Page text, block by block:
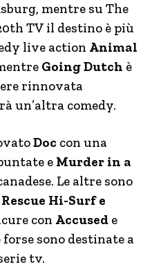
mentre su The
TV il destino è più
live action Animal
Going Dutch è
rinnovata
un’altra comedy.
Doc con una
e Murder in a
Le altre sono
Rescue Hi-Surf e
con Accused e
forse sono destinate a
tv.